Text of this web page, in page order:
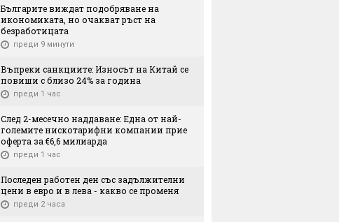
Българите виждат подобряване на
икономиката, но очакват ръст на
безработицата
преди 9 минути
Въпреки санкциите: Износът на Китай се
повиши с близо 24% за година
преди 1 час
След 2-месечно наддаване: Една от най-
големите нискотарифни компании прие
оферта за €6,6 милиарда
преди 1 час
Последен работен ден със задължителни
цени в евро и в лева - какво се променя
преди 2 часа